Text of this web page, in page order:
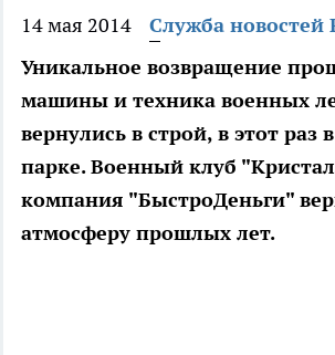
14 мая 2014
Служба новостей
Уникальное возвращение
машины и техника военных
вернулись в строй, в этот раз
парке. Военный клуб
компания "БыстроДеньги"
атмосферу прошлых лет.